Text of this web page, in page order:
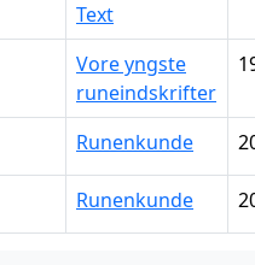
Text
Vore yngste
runeindskrifter
Runenkunde
Runenkunde